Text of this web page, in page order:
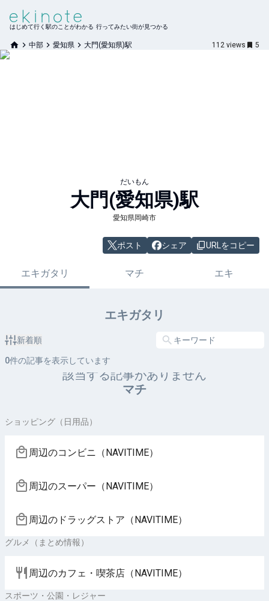
はじめて行く駅のことがわかる 行ってみたい街が見つかる
中部 愛知県 大門(愛知県)駅 112 views 5
だいもん
大門(愛知県)駅
愛知県岡崎市
ポスト シェア URLをコピー
エキガタリ マチ エキ
エキガタリ
新着順
0件の記事を表示しています
該当する記事がありません
マチ
ショッピング（日用品）
周辺のコンビニ（NAVITIME）
周辺のスーパー（NAVITIME）
周辺のドラッグストア（NAVITIME）
グルメ（まとめ情報）
周辺のカフェ・喫茶店（NAVITIME）
スポーツ・公園・レジャー